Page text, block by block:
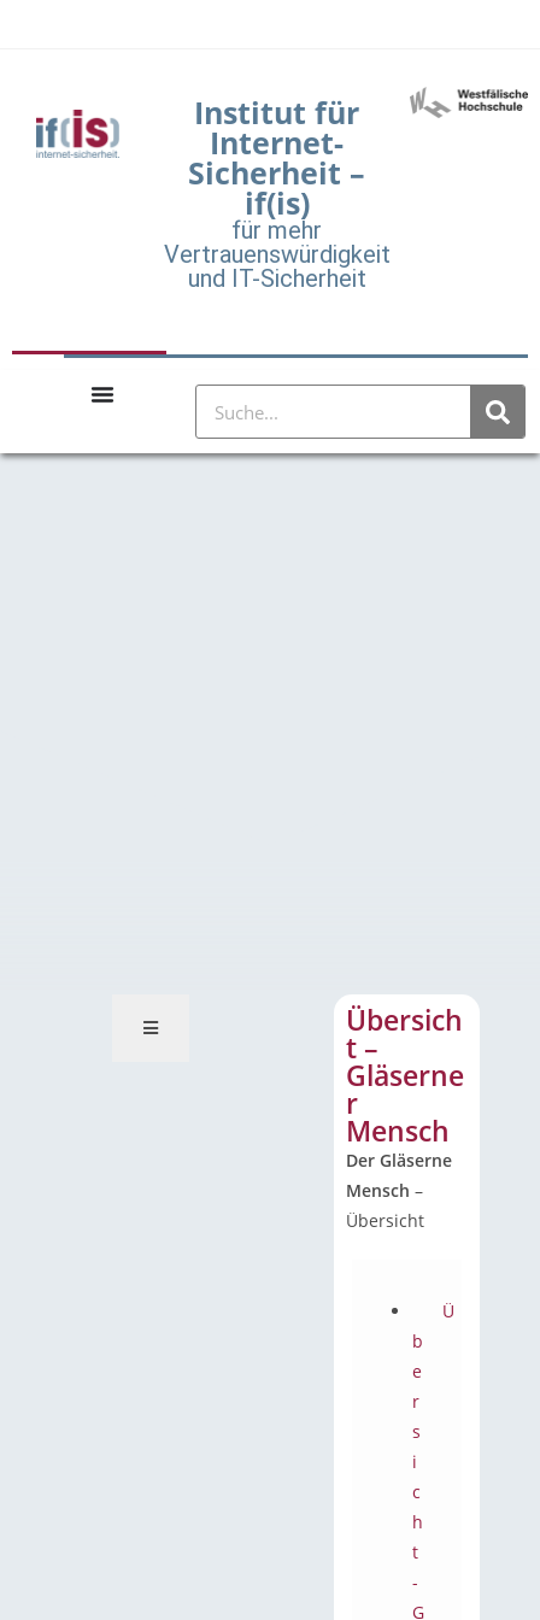
Institut für
Internet-
Sicherheit –
if(is)
für mehr
Vertrauenswürdigkeit
und IT-Sicherheit
Übersich
t –
Gläserne
r
Mensch
Der Gläserne
Mensch –
Übersicht
Ü
b
e
r
s
i
c
h
t
-
G